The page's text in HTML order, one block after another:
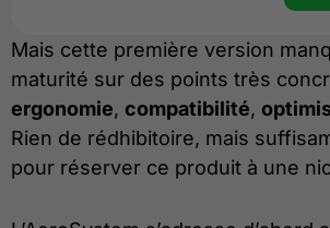
Mais cette première version
maturité sur des points très
ergonomie, compatibilité,
Rien de rédhibitoire, mais
pour réserver ce produit à une